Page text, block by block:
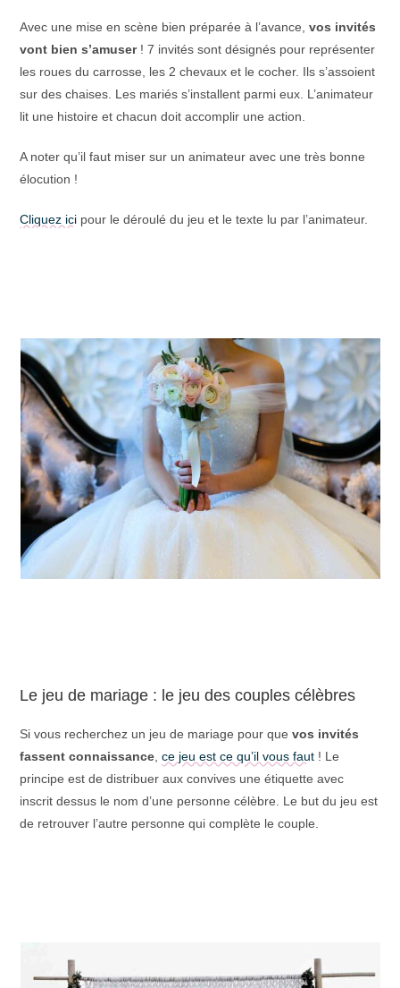
Avec une mise en scène bien préparée à l’avance,vos invités
vont bien s’amuser! 7 invités sont désignés pour représenter
les roues du carrosse, les 2 chevaux et le cocher. Ils s’assoient
sur des chaises. Les mariés s’installent parmi eux. L’animateur
lit une histoire et chacun doit accomplir une action.
A noter qu’il faut miser sur un animateur avec une très bonne
élocution !
Cliquez ici pour le déroulé du jeu et le texte lu par l’animateur.
Le jeu de mariage : le jeu des couples célèbres
Si vous recherchez un jeu de mariage pour quevos invités
fassent connaissance ,ce jeu est ce qu’il vous faut ! Le
principe est de distribuer aux convives une étiquette avec
inscrit dessus le nom d’une personne célèbre. Le but du jeu est
de retrouver l’autre personne qui complète le couple.